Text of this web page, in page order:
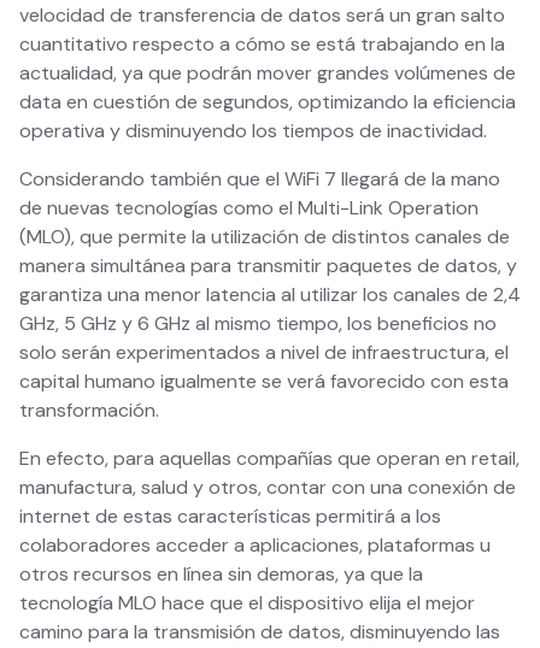
velocidad de transferencia de datos será un gran salto
cuantitativo respecto a cómo se está trabajando en la
actualidad, ya que podrán mover grandes volúmenes de
data en cuestión de segundos, optimizando la eficiencia
operativa y disminuyendo los tiempos de inactividad.
Considerando también que el WiFi 7 llegará de la mano
de nuevas tecnologías como el Multi-Link Operation
(MLO), que permite la utilización de distintos canales de
manera simultánea para transmitir paquetes de datos, y
garantiza una menor latencia al utilizar los canales de 2,4
GHz, 5 GHz y 6 GHz al mismo tiempo, los beneficios no
solo serán experimentados a nivel de infraestructura, el
capital humano igualmente se verá favorecido con esta
transformación.
En efecto, para aquellas compañías que operan en retail,
manufactura, salud y otros, contar con una conexión de
internet de estas características permitirá a los
colaboradores acceder a aplicaciones, plataformas u
otros recursos en línea sin demoras, ya que la
tecnología MLO hace que el dispositivo elija el mejor
camino para la transmisión de datos, disminuyendo las